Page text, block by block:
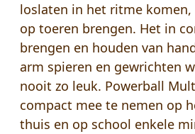
loslaten in het ritme komen,
op toeren brengen. Het in
brengen en houden van
arm spieren en gewrichten
nooit zo leuk. Powerball
compact mee te nemen op
thuis en op school enkele